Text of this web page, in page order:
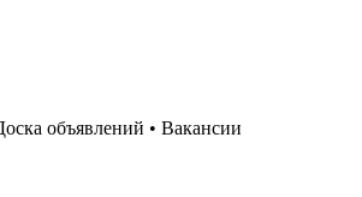
объявлений • Вакансии